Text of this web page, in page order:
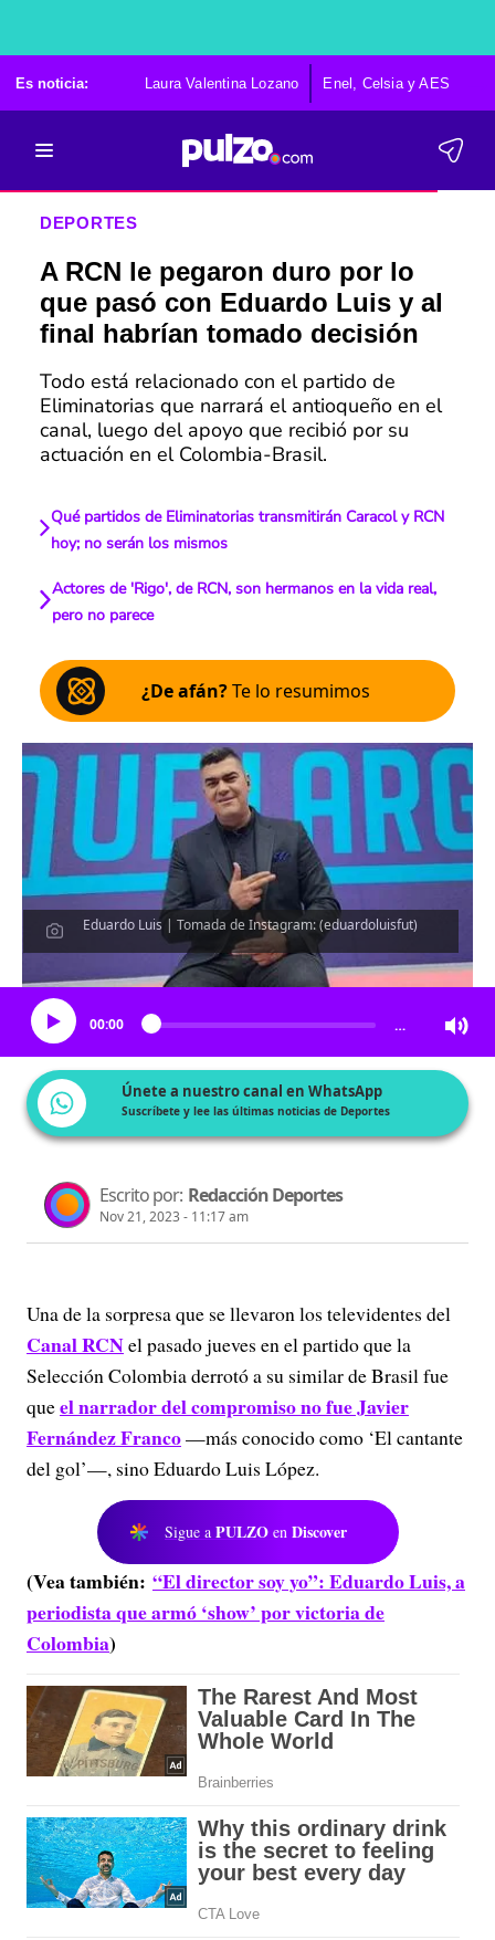
Es noticia: Laura Valentina Lozano Enel, Celsia y AES
DEPORTES
A RCN le pegaron duro por lo
que pasó con Eduardo Luis y al
final habrían tomado decisión
Todo está relacionado con el partido de
Eliminatorias que narrará el antioqueño en el
canal, luego del apoyo que recibió por su
actuación en el Colombia-Brasil.
Qué partidos de Eliminatorias transmitirán Caracol y RCN
hoy; no serán los mismos
Actores de 'Rigo', de RCN, son hermanos en la vida real,
pero no parece
¿De afán?Te lo resumimos
Eduardo Luis | Tomada de Instagram: (eduardoluisfut)
Escucha el artículo
00:00 …
Únete a nuestro canal en WhatsApp
Suscríbete y lee las últimas noticias de Deportes
Escrito por: Redacción Deportes
Nov 21, 2023 - 11:17 am
Una de la sorpresa que se llevaron los televidentes del
Canal RCNel pasado jueves en el partido que la
Selección Colombia derrotó a su similar de Brasil fue
queel narrador del compromiso no fue Javier
Fernández Franco—más conocido como ‘El cantante
del gol’—, sino Eduardo Luis López.
Sigue a PULZO en Discover
(Vea también: “El director soy yo”: Eduardo Luis, a
periodista que armó ‘show’ por victoria de
Colombia)